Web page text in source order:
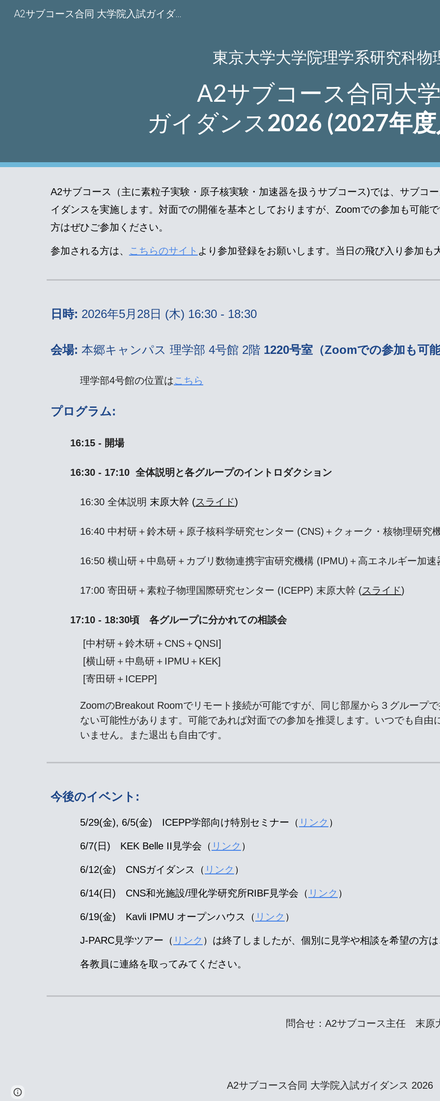
A2サブコース合同 大学院入試ガイダンス2026
東京大学大学院理学系研究科物
A2サブコース合同大
ガイダンス2026 (2027年
A2サブコース （主に素粒子実験・原子核実験・加速器を扱うサブコース)では、サブコ
イダンスを実施します。対面での開催を基本としておりますが、Zoomでの参加も可能
方はぜひご参加ください。
参加される方は、 こちらのサイト より参加登録をお願いします。当日の飛び入り参加も
日時: 2026年5月28日 (木) 16:30 - 18:30
会場: 本郷キャンパス 理学部 4号館 2階 1220号室（Zoomでの参加も可能
理学部4号館の位置はこちら
プログラム:
16:15 - 開場
16:30 - 17:10 全体説明と各グループのイントロダクション
16:30 全体説明 末原大幹 (スライド)
16:40 中村研＋鈴木研＋原子核科学研究センター (CNS)＋クォーク・核物理研究
16:50 横山研＋中島研＋カブリ数物連携宇宙研究機構 (IPMU)＋高エネルギー加速
17:00 寄田研＋素粒子物理国際研究センター (ICEPP) 末原大幹 (スライド)
17:10 - 18:30頃 各グループに分かれての相談会
[中村研＋鈴木研＋CNS＋QNSI]
[横山研＋中島研＋IPMU＋KEK]
[寄田研＋ICEPP]
ZoomのBreakout Roomでリモート接続が可能ですが、同じ部屋から３グループ
ない可能性があります。可能であれば対面での参加を推奨します。いつでも自由
いません。また退出も自由です。
今後のイベント:
5/29(金), 6/5(金) ICEPP学部向け特別セミナー（ リンク ）
6/7(日) KEK Belle II見学会（ リンク ）
6/12(金) CNSガイダンス（ リンク ）
6/14(日) CNS和光施設/理化学研究所RIBF見学会（ リンク ）
6/19(金) Kavli IPMU オープンハウス （ リンク ）
J-PARC見学ツアー（ リンク ） は終了しましたが、個別に見学や相談を希望の方
各教員に連絡を取ってみてください。
問合せ：A2サブコース主任 末原
A2サブコース合同 大学院入試ガイダンス 2026